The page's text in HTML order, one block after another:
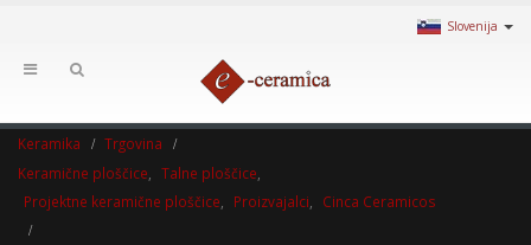
Slovenija
Keramika
Trgovina
Keramične ploščice
Talne ploščice
Projektne keramične ploščice
Proizvajalci Cinca Ceramicos